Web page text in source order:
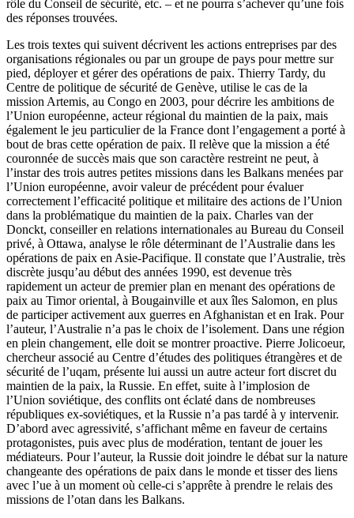
rôle du Conseil de sécurité, etc. – et ne pourra s’achever qu’une fois
des réponses trouvées.
Les trois textes qui suivent décrivent les actions entreprises par des
organisations régionales ou par un groupe de pays pour mettre sur
pied, déployer et gérer des opérations de paix. Thierry Tardy, du
Centre de politique de sécurité de Genève, utilise le cas de la
mission Artemis, au Congo en 2003, pour décrire les ambitions de
l’Union européenne, acteur régional du maintien de la paix, mais
également le jeu particulier de la France dont l’engagement a porté à
bout de bras cette opération de paix. Il relève que la mission a été
couronnée de succès mais que son caractère restreint ne peut, à
l’instar des trois autres petites missions dans les Balkans menées par
l’Union européenne, avoir valeur de précédent pour évaluer
correctement l’efficacité politique et militaire des actions de l’Union
dans la problématique du maintien de la paix. Charles van der
Donckt, conseiller en relations internationales au Bureau du Conseil
privé, à Ottawa, analyse le rôle déterminant de l’Australie dans les
opérations de paix en Asie-Pacifique. Il constate que l’Australie, très
discrète jusqu’au début des années 1990, est devenue très
rapidement un acteur de premier plan en menant des opérations de
paix au Timor oriental, à Bougainville et aux îles Salomon, en plus
de participer activement aux guerres en Afghanistan et en Irak. Pour
l’auteur, l’Australie n’a pas le choix de l’isolement. Dans une région
en plein changement, elle doit se montrer proactive. Pierre Jolicoeur,
chercheur associé au Centre d’études des politiques étrangères et de
sécurité de l’uqam, présente lui aussi un autre acteur fort discret du
maintien de la paix, la Russie. En effet, suite à l’implosion de
l’Union soviétique, des conflits ont éclaté dans de nombreuses
républiques ex-soviétiques, et la Russie n’a pas tardé à y intervenir.
D’abord avec agressivité, s’affichant même en faveur de certains
protagonistes, puis avec plus de modération, tentant de jouer les
médiateurs. Pour l’auteur, la Russie doit joindre le débat sur la nature
changeante des opérations de paix dans le monde et tisser des liens
avec l’ue à un moment où celle-ci s’apprête à prendre le relais des
missions de l’otan dans les Balkans.